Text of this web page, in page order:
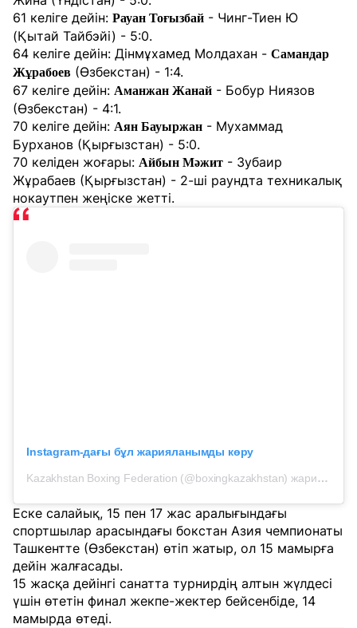
61 келіге дейін: Рауан Тоғызбай - Чинг-Тиен Ю
(Қытай Тайбэйі) - 5:0.
64 келіге дейін: Дінмұхамед Молдахан - Самандар
Жұрабоев (Өзбекстан) - 1:4.
67 келіге дейін: Аманжан Жанай - Бобур Ниязов
(Өзбекстан) - 4:1.
70 келіге дейін: Аян Бауыржан - Мухаммад
Бурханов (Қырғызстан) - 5:0.
70 келіден жоғары: Айбын Мәжит - Зубаир
Жұрабаев (Қырғызстан) - 2-ші раундта техникалық
нокаутпен жеңіске жетті.
Instagram-дағы бұл жарияланымды көру
Kazakhstan Boxing Federation (@boxingkazakhstan) жариялаған жазба
Еске салайық, 15 пен 17 жас аралығындағы
спортшылар арасындағы бокстан Азия чемпионаты
Ташкентте (Өзбекстан) өтіп жатыр, ол 15 мамырға
дейін жалғасады.
15 жасқа дейінгі санатта турнирдің алтын жүлдесі
үшін өтетін финал жекпе-жектер бейсенбіде, 14
мамырда өтеді.